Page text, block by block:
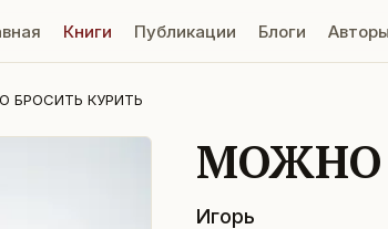
Книги Публикации Блоги Авторы
БРОСИТЬ КУРИТЬ
МОЖНО
Игорь